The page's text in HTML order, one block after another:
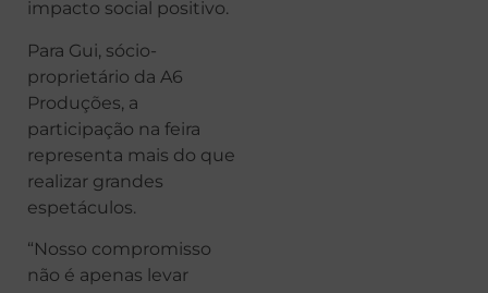
impacto social positivo.
Para Gui, sócio-
proprietário da A6
Produções, a
participação na feira
representa mais do que
realizar grandes
espetáculos.
“Nosso compromisso
não é apenas levar